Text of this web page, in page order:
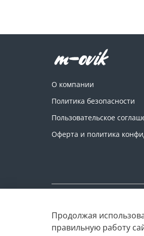
О компании
Политика безопасности
Пользовательское
Оферта и политика
Продолжая
правильную работу